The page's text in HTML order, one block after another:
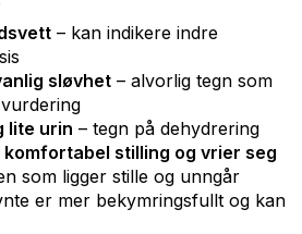
– kan indikere indre
sløvhet – alvorlig tegn som
lite urin – tegn på dehydrering
komfortabel stilling og vrier seg
som ligger stille og unngår
er mer bekymringsfullt og kan